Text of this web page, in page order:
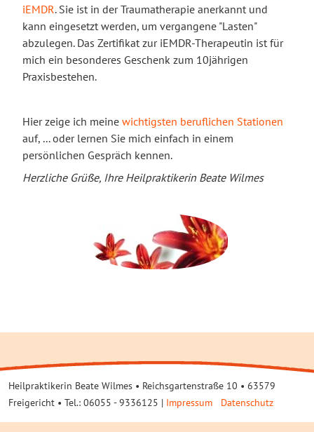
iEMDR. Sie ist in der Traumatherapie anerkannt und
kann eingesetzt werden, um vergangene "Lasten"
abzulegen. Das Zertifikat zur iEMDR-Therapeutin ist für
mich ein besonderes Geschenk zum 10jährigen
Praxisbestehen.
Hier zeige ich meine wichtigsten beruflichen Stationen
auf, ... oder lernen Sie mich einfach in einem
persönlichen Gespräch kennen.
Herzliche Grüße, Ihre Heilpraktikerin Beate Wilmes
Heilpraktikerin Beate Wilmes • Reichsgartenstraße 10 • 63579
Freigericht • Tel.: 06055 - 9336125 | Impressum Datenschutz